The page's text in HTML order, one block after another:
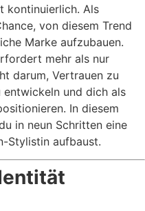
kontinuierlich. Als
von diesem Trend
Marke aufzubauen.
mehr als nur
darum, Vertrauen zu
und dich als
In diesem
in neun Schritten eine
Stylistin aufbaust.